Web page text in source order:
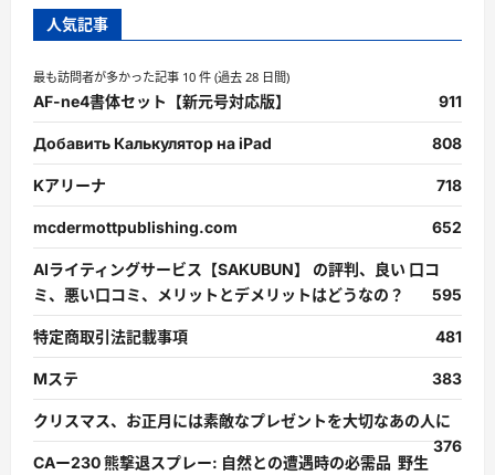
人気記事
最も訪問者が多かった記事 10 件 (過去 28 日間)
AF-ne4書体セット【新元号対応版】 911
Добавить Калькулятор на iPad 808
Kアリーナ 718
mcdermottpublishing.com 652
AIライティングサービス【SAKUBUN】 の評判、良い 口コ
ミ、悪い口コミ、メリットとデメリットはどうなの？
595
特定商取引法記載事項 481
Mステ 383
クリスマス、お正月には素敵なプレゼントを大切なあの人に
376
CAー230 熊撃退スプレー: 自然との遭遇時の必需品 野生